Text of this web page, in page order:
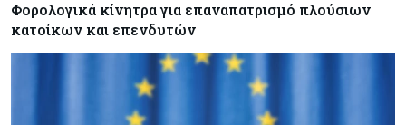
Φορολογικά κίνητρα για επαναπατρισμό πλούσιων
κατοίκων και επενδυτών